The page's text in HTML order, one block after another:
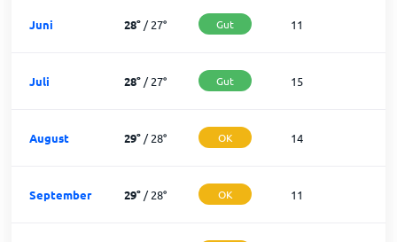
Juni 28°/27° Gut 11
Juli 28°/27° Gut 15
August 29°/28° OK 14
September 29°/28° OK 11